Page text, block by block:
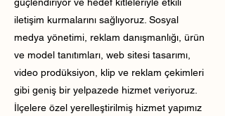
iletişim kurmalarını sağlıyoruz. Sosyal
medya yönetimi, reklam danışmanlığı, ürün
ve model tanıtımları, web sitesi tasarımı,
video prodüksiyon, klip ve reklam çekimleri
gibi geniş bir yelpazede hizmet veriyoruz.
İlçelere özel yerelleştirilmiş hizmet yapımız